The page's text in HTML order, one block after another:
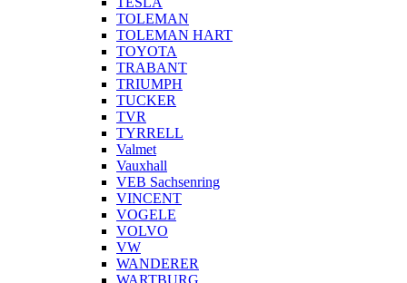
TOLEMAN
TOLEMAN HART
TOYOTA
TRABANT
TRIUMPH
TUCKER
TVR
TYRRELL
Valmet
Vauxhall
VEB Sachsenring
VINCENT
VOGELE
VOLVO
VW
WANDERER